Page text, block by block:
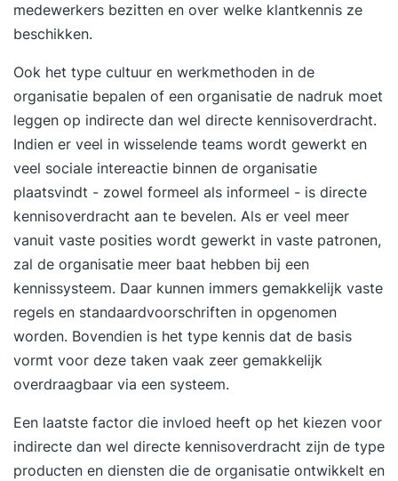
medewerkers bezitten en over welke klantkennis ze
beschikken.
Ook het type cultuur en werkmethoden in de
organisatie bepalen of een organisatie de nadruk moet
leggen op indirecte dan wel directe kennisoverdracht.
Indien er veel in wisselende teams wordt gewerkt en
veel sociale intereactie binnen de organisatie
plaatsvindt - zowel formeel als informeel - is directe
kennisoverdracht aan te bevelen. Als er veel meer
vanuit vaste posities wordt gewerkt in vaste patronen,
zal de organisatie meer baat hebben bij een
kennissysteem. Daar kunnen immers gemakkelijk vaste
regels en standaardvoorschriften in opgenomen
worden. Bovendien is het type kennis dat de basis
vormt voor deze taken vaak zeer gemakkelijk
overdraagbaar via een systeem.
Een laatste factor die invloed heeft op het kiezen voor
indirecte dan wel directe kennisoverdracht zijn de type
producten en diensten die de organisatie ontwikkelt en